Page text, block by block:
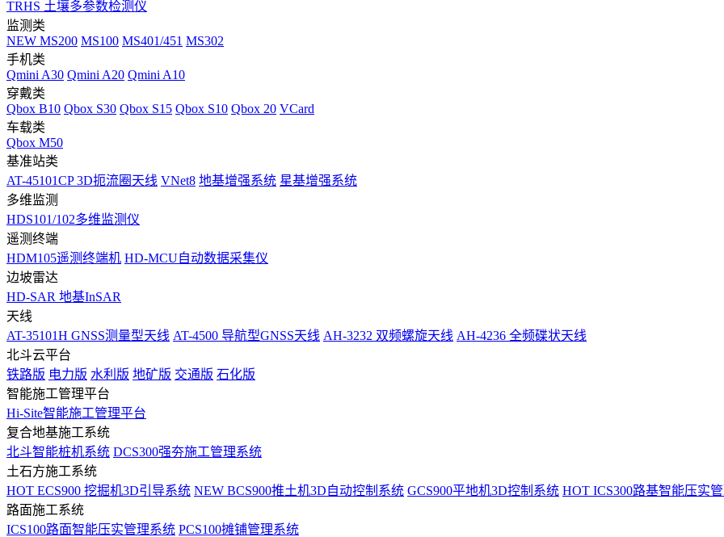
TRHS 土壤多参数检测仪
监测类
NEW MS200 MS100 MS401/451 MS302
手机类
Qmini A30 Qmini A20 Qmini A10
穿戴类
Qbox B10 Qbox S30 Qbox S15 Qbox S10 Qbox 20 VCard
车载类
Qbox M50
基准站类
AT-45101CP 3D扼流圈天线 VNet8 地基增强系统 星基增强系统
多维监测
HDS101/102多维监测仪
遥测终端
HDM105遥测终端机 HD-MCU自动数据采集仪
边坡雷达
HD-SAR 地基InSAR
天线
AT-35101H GNSS测量型天线 AT-4500 导航型GNSS天线 AH-3232 双频螺旋天线 AH-4236 全频碟状天线
北斗云平台
铁路版 电力版 水利版 地矿版 交通版 石化版
智能施工管理平台
Hi-Site智能施工管理平台
复合地基施工系统
北斗智能桩机系统 DCS300强夯施工管理系统
土石方施工系统
HOT ECS900 挖掘机3D引导系统 NEW BCS900推土机3D自动控制系统 GCS900平地机3D控制系统 HOT ICS300路基智能压实
路面施工系统
ICS100路面智能压实管理系统 PCS100摊铺管理系统